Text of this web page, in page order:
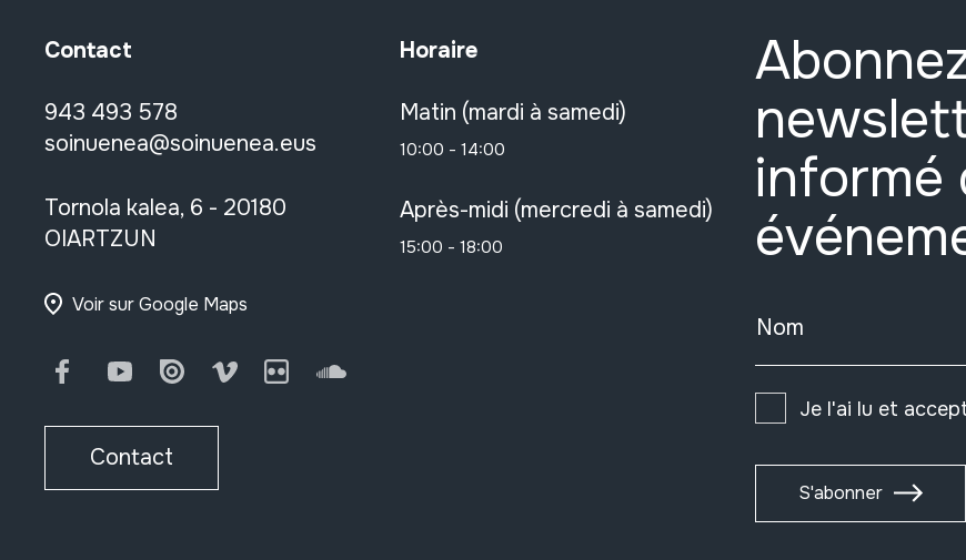
Contact
943 493 578
soinuenea@soinuenea.eus
Tornola kalea, 6 - 20180
OIARTZUN
Voir sur Google Maps
FacebookYoutubeIssuu Vimeo FlickrSoundCloud
Contact
Horaire
Matin (mardi à samedi)
10:00 - 14:00
Après-midi (mercredi à samedi)
15:00 - 18:00
informé
Nom
Je l'ai lu et
S'abonner